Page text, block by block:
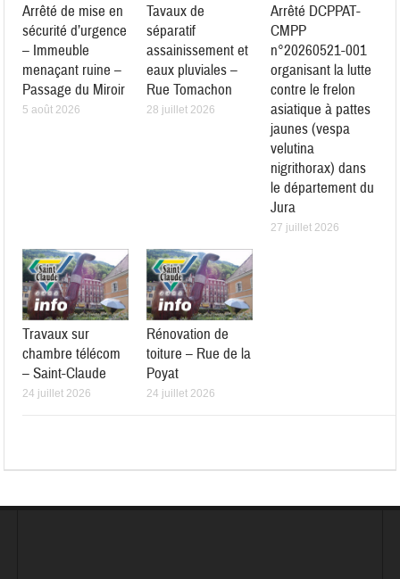
Arrêté de mise en
sécurité d’urgence
– Immeuble
menaçant ruine –
Passage du Miroir
5 août 2026
Tavaux de
séparatif
assainissement et
eaux pluviales –
Rue Tomachon
28 juillet 2026
Arrêté DCPPAT-
CMPP
n°20260521-001
organisant la lutte
contre le frelon
asiatique à pattes
jaunes (vespa
velutina
nigrithorax) dans
le département du
Jura
27 juillet 2026
Travaux sur
chambre télécom
– Saint-Claude
24 juillet 2026
Rénovation de
toiture – Rue de la
Poyat
24 juillet 2026